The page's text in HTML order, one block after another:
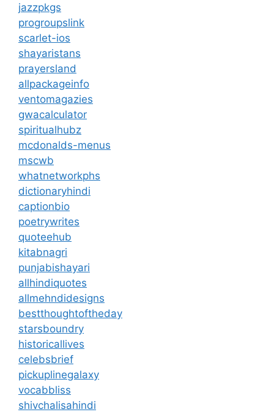
jazzpkgs
progroupslink
scarlet-ios
shayaristans
prayersland
allpackageinfo
ventomagazies
gwacalculator
spiritualhubz
mcdonalds-menus
mscwb
whatnetworkphs
dictionaryhindi
captionbio
poetrywrites
quoteehub
kitabnagri
punjabishayari
allhindiquotes
allmehndidesigns
bestthoughtoftheday
starsboundry
historicallives
celebsbrief
pickuplinegalaxy
vocabbliss
shivchalisahindi